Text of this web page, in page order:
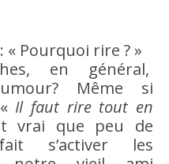
« Pourquoi rire ? »
en général,
? Même si
Il faut riretout en
vrai que peu de
s’activer les